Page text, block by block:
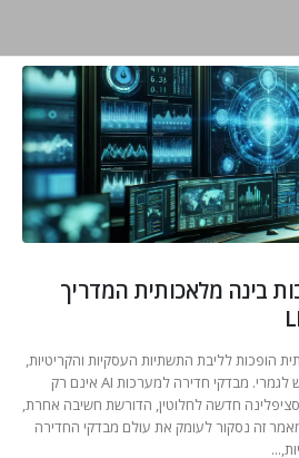
בינה מלאכותית המדריך
הופכות לליבת התשתיות העסקיות והקריטיות,
האקרים מצאו וקטור תקיפה חדש לגמרי. מבדקי חדירה למערכות AI אינם רק
חדשה לחלוטין, הדורשת חשיבה אחרת,
זה נסקור לעומק את עולם מבדקי החדירה